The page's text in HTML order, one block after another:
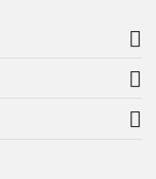


